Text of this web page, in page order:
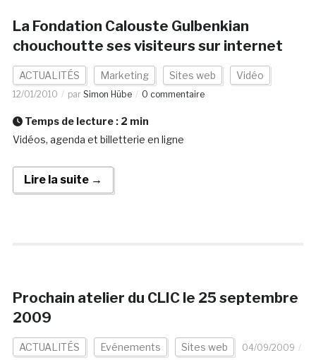
La Fondation Calouste Gulbenkian
chouchoutte ses visiteurs sur internet
ACTUALITÉS Marketing Sites web Vidéo
12/01/2010 par Simon Hübe 0 commentaire
Temps de lecture : 2 min
Vidéos, agenda et billetterie en ligne
Lire la suite →
Prochain atelier du CLIC le 25 septembre
2009
ACTUALITÉS Evénements Sites web
04/09/2009